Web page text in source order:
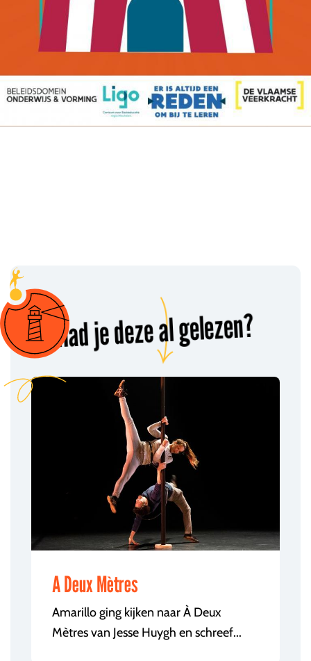
Had je deze al gelezen?
A Deux Mètres
Amarillo ging kijken naar À Deux
Mètres van Jesse Huygh en schreef...